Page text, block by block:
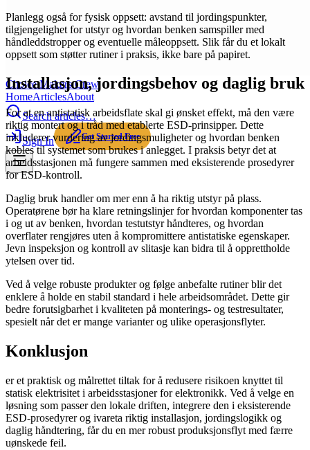
Choice Makers Crew
HomeArticlesAbout
Search articles…
Sign In Get Started Free
Planlegg også for fysisk oppsett: avstand til jordingspunkter,
tilgjengelighet for utstyr og hvordan benken samspiller med
håndleddstropper og eventuelle måleoppsett. Slik får du et lokalt
oppsett som støtter rutiner i praksis, ikke bare på papiret.
Installasjon, jordingsbehov og daglig bruk
For at en antistatisk arbeidsflate skal gi ønsket effekt, må den være
riktig montert og i tråd med etablerte ESD-prinsipper. Dette
inkluderer vurdering av jordingsmuligheter og hvordan benken
kobles til systemet som brukes i anlegget. I praksis betyr det at
arbeidsstasjonen må fungere sammen med eksisterende prosedyrer
for ESD-kontroll.
Daglig bruk handler om mer enn å ha riktig utstyr på plass.
Operatørene bør ha klare retningslinjer for hvordan komponenter tas
i og ut av benken, hvordan testutstyr håndteres, og hvordan
overflater rengjøres uten å kompromittere antistatiske egenskaper.
Jevn inspeksjon og kontroll av slitasje kan bidra til å opprettholde
ytelsen over tid.
Ved å velge robuste produkter og følge anbefalte rutiner blir det
enklere å holde en stabil standard i hele arbeidsområdet. Dette gir
bedre forutsigbarhet i kvaliteten på monterings- og testresultater,
spesielt når det er mange varianter og ulike operasjonsflyter.
Konklusjon
er et praktisk og målrettet tiltak for å redusere risikoen knyttet til
statisk elektrisitet i arbeidsstasjoner for elektronikk. Ved å velge en
løsning som passer den lokale driften, integrere den i eksisterende
ESD-prosedyrer og ivareta riktig installasjon, jordingslogikk og
daglig håndtering, får du en mer robust produksjonsflyt med færre
uønskede feil.